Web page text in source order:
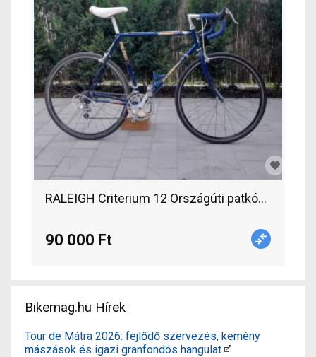
RALEIGH Criterium 12 Országúti patkófék
90 000 Ft
Bikemag.hu Hírek
Tour de Mátra 2026: fejlődő szervezés, kemény
mászások és igazi granfondós hangulat